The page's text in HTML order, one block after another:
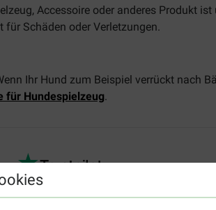
Accessoire oder anderes Produkt
Schäden oder Verletzungen.
Ihr Hund zum Beispiel verrückt nach
für Hundespielzeug.